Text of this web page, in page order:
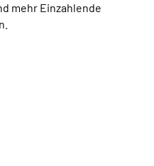
mehr Einzahlende